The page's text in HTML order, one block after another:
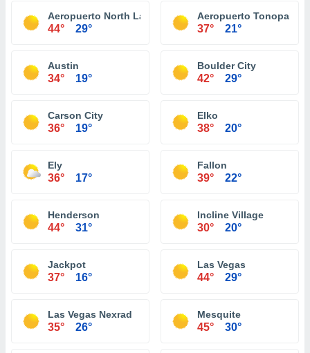
Aeropuerto North Las Vegas
44° 29°
Aeropuerto Tonopah
37° 21°
Austin
34° 19°
Boulder City
42° 29°
Carson City
36° 19°
Elko
38° 20°
Ely
36° 17°
Fallon
39° 22°
Henderson
44° 31°
Incline Village
30° 20°
Jackpot
37° 16°
Las Vegas
44° 29°
Las Vegas Nexrad
35° 26°
Mesquite
45° 30°